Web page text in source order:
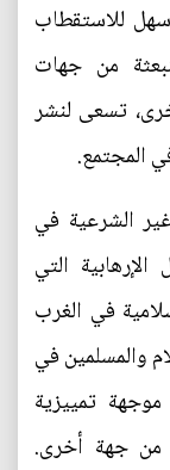
للاستقطاب
من جهات
تسعى لنشر
المجتمع.
الشرعية في
التي
في الغرب
والمسلمين في
تمييزية
من جهة أخرى.